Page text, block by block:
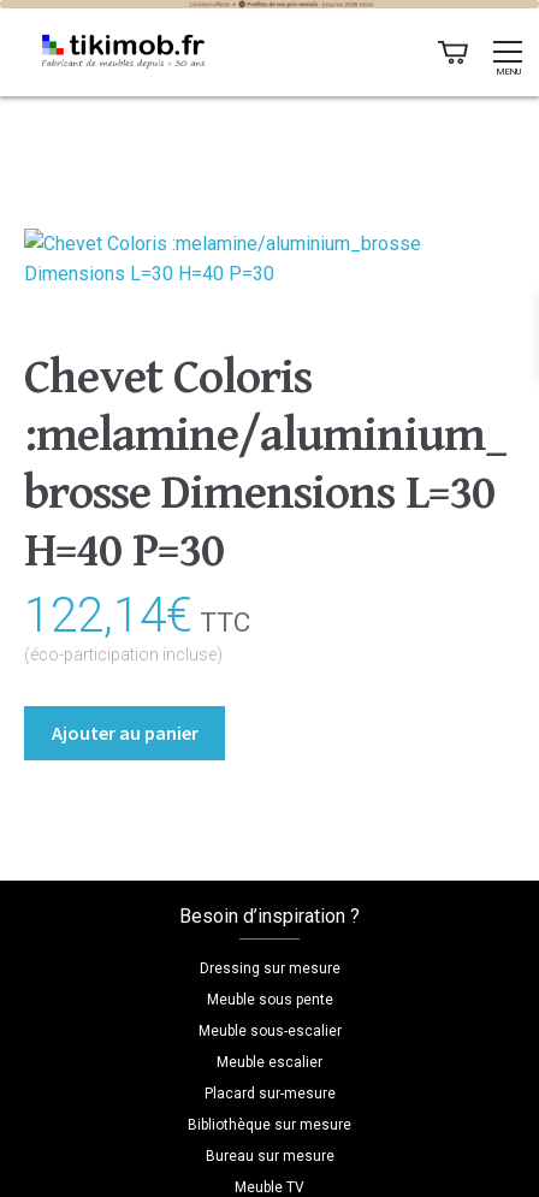
MENU
Chevet Coloris
:melamine/aluminium_
brosse Dimensions L=30
H=40 P=30
122,14€ TTC
(éco-participation incluse)
Ajouter au panier
Besoin d’inspiration ?
Dressing sur mesure
Meuble sous pente
Meuble sous-escalier
Meuble escalier
Placard sur-mesure
Bibliothèque sur mesure
Bureau sur mesure
Meuble TV